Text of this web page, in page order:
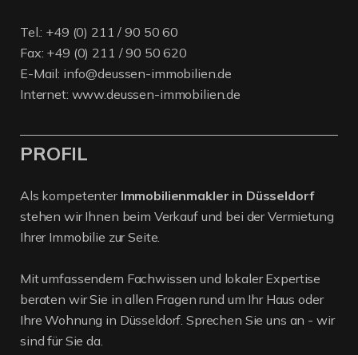
Tel.: +49 (0) 211 / 90 50 60
Fax: +49 (0) 211 / 90 50 620
E-Mail: info@deussen-immobilien.de
Internet: www.deussen-immobilien.de
PROFIL
Als kompetenter Immobilienmakler in Düsseldorf
stehen wir Ihnen beim Verkauf und bei der Vermietung
Ihrer Immobilie zur Seite.
Mit umfassendem Fachwissen und lokaler Expertise
beraten wir Sie in allen Fragen rund um Ihr Haus oder
Ihre Wohnung in Düsseldorf. Sprechen Sie uns an - wir
sind für Sie da.